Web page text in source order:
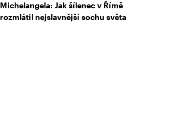
Michelangela: Jak šílenec v Římě
rozmlátil nejslavnější sochu světa